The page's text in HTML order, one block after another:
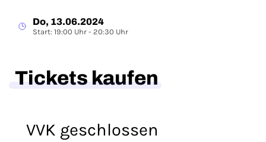
Do, 13.06.2024
Start: 19:00 Uhr - 20:30 Uhr
Tickets kaufen
VVK geschlossen